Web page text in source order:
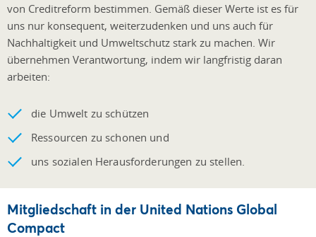
von Creditreform bestimmen. Gemäß dieser Werte ist es für
uns nur konsequent, weiterzudenken und uns auch für
Nachhaltigkeit und Umweltschutz stark zu machen. Wir
übernehmen Verantwortung, indem wir langfristig daran
arbeiten:
die Umwelt zu schützen
Ressourcen zu schonen und
uns sozialen Herausforderungen zu stellen.
Mitgliedschaft in der United Nations Global
Compact